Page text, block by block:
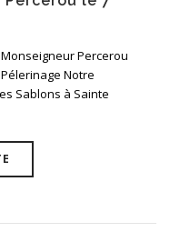
Percerou
Notre
Sablons à Sainte